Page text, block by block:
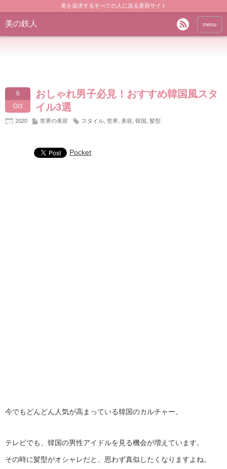
美を追求するすべての人に送る美容サイト
美の鉄人 menu
6
Oct
おしゃれ男子必見！おすすめ韓国風スタ
イル3選
2020 世界の美容 スタイル 世界 美容 韓国 髪型
Pocket
今でもどんどん人気が高まっている韓国のカルチャー。
テレビでも、韓国の男性アイドルを見る機会が増えています。
その時に髪型がオシャレだと、思わず真似したくなりますよね。